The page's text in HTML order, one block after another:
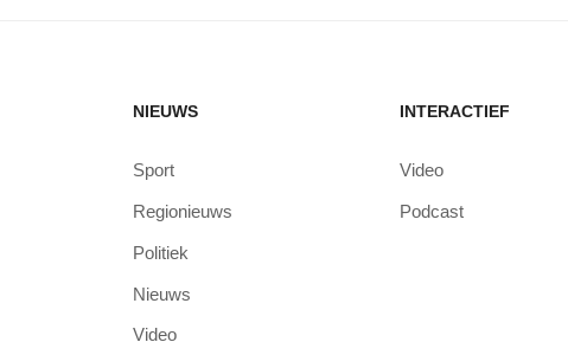
NIEUWS
Sport
Regionieuws
Politiek
Nieuws
Video
INTERACTIEF
Video
Podcast